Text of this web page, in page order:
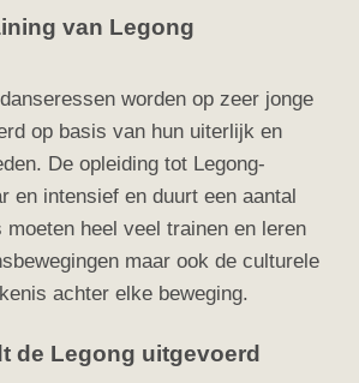
van Legong
worden op zeer jonge
op basis van hun uiterlijk en
De opleiding tot Legong-
en intensief en duurt een aantal
moeten heel veel trainen en leren
maar ook de culturele
achter elke beweging.
de Legong uitgevoerd